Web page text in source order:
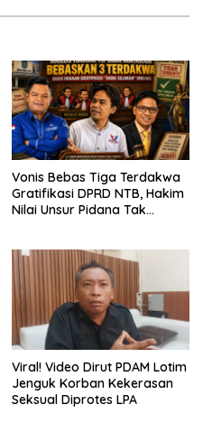
Vonis Bebas Tiga Terdakwa
Gratifikasi DPRD NTB, Hakim
Nilai Unsur Pidana Tak
Viral! Video Dirut PDAM Lotim
Jenguk Korban Kekerasan
Seksual Diprotes LPA